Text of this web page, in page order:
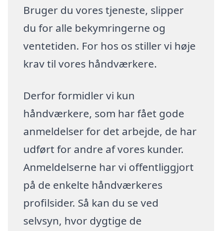
Bruger du vores tjeneste, slipper
du for alle bekymringerne og
ventetiden. For hos os stiller vi høje
krav til vores håndværkere.
Derfor formidler vi kun
håndværkere, som har fået gode
anmeldelser for det arbejde, de har
udført for andre af vores kunder.
Anmeldelserne har vi offentliggjort
på de enkelte håndværkeres
profilsider. Så kan du se ved
selvsyn, hvor dygtige de